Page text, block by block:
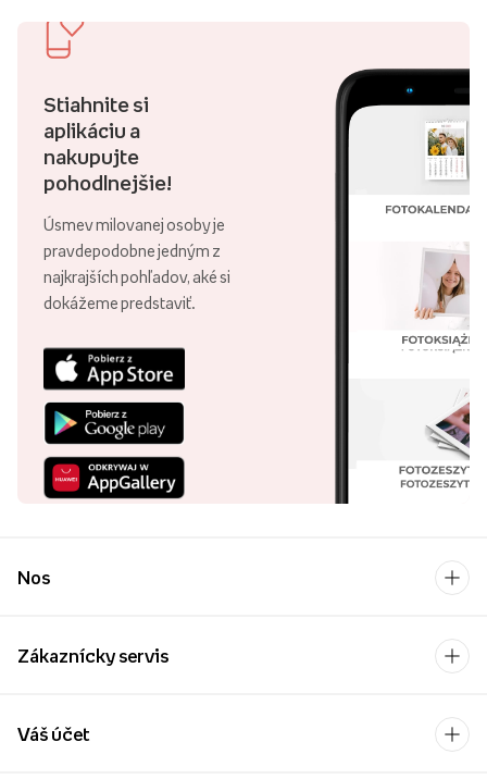
Stiahnite si
aplikáciu a
nakupujte
pohodlnejšie!
Úsmev milovanej osoby je
pravdepodobne jedným z
najkrajších pohľadov, aké si
dokážeme predstaviť.
Nos
Zákaznícky servis
Váš účet